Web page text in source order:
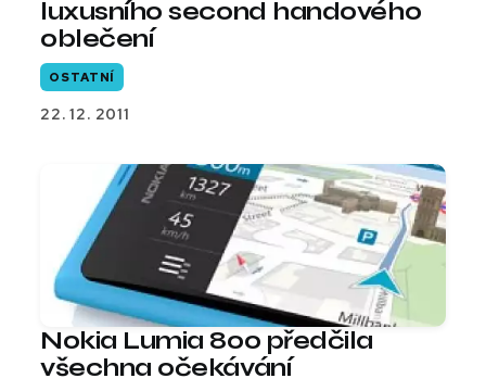
luxusního second handového
oblečení
OSTATNÍ
22. 12. 2011
Nokia Lumia 800 předčila
všechna očekávání